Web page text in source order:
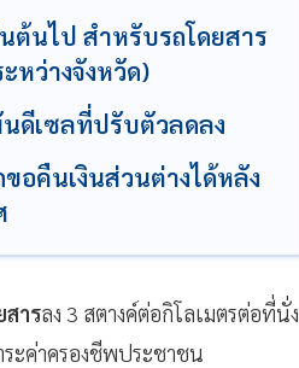
ต้นไป สำหรับรถโดยสาร
หว่างจังหวัด)
ดีเซลที่ปรับตัวลดลง
อคืนเงินส่วนต่างได้หลัง
สารลง 3 สตางค์ต่อกิโลเมตรต่อที่นั่ง
ะค่าครองชีพประชาชน